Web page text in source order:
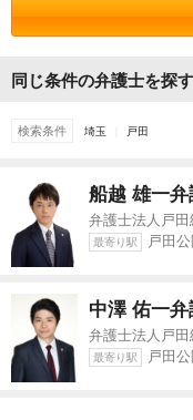
同じ条件の弁護士を探す
検索条件 埼玉 戸田
船越 雄一弁
弁護士法人戸
最寄り駅 戸田
中澤 佑一弁
弁護士法人戸
最寄り駅 戸田